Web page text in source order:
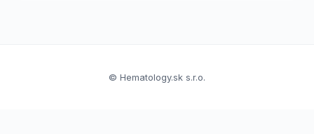
© Hematology.sk s.r.o.